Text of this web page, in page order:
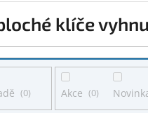
klíče
0 Akce 0